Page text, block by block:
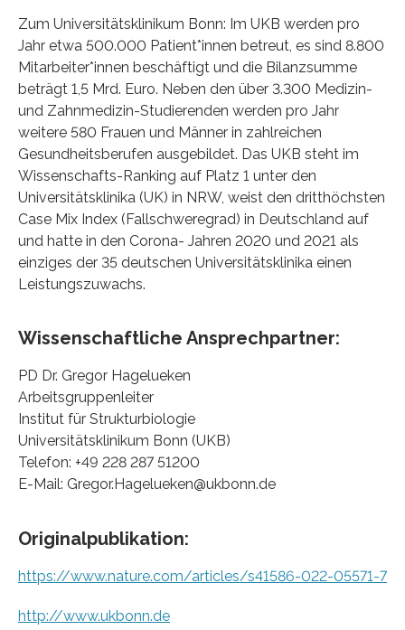
Zum Universitätsklinikum Bonn: Im UKB werden pro
Jahr etwa 500.000 Patient*innen betreut, es sind 8.800
Mitarbeiter*innen beschäftigt und die Bilanzsumme
beträgt 1,5 Mrd. Euro. Neben den über 3.300 Medizin-
und Zahnmedizin-Studierenden werden pro Jahr
weitere 580 Frauen und Männer in zahlreichen
Gesundheitsberufen ausgebildet. Das UKB steht im
Wissenschafts-Ranking auf Platz 1 unter den
Universitätsklinika (UK) in NRW, weist den dritthöchsten
Case Mix Index (Fallschweregrad) in Deutschland auf
und hatte in den Corona- Jahren 2020 und 2021 als
einziges der 35 deutschen Universitätsklinika einen
Leistungszuwachs.
Wissenschaftliche Ansprechpartner:
PD Dr. Gregor Hagelueken
Arbeitsgruppenleiter
Institut für Strukturbiologie
Universitätsklinikum Bonn (UKB)
Telefon: +49 228 287 51200
E-Mail: Gregor.Hagelueken@ukbonn.de
Originalpublikation:
https://www.nature.com/articles/s41586-022-05571-7
http://www.ukbonn.de